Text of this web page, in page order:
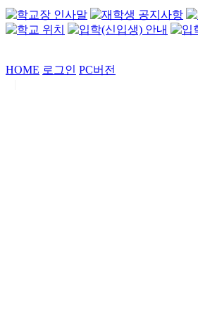
HOME 로그인 PC버전